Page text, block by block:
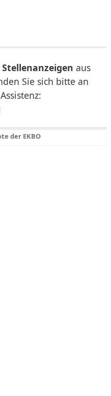
aus
Sie sich bitte an
der EKBO